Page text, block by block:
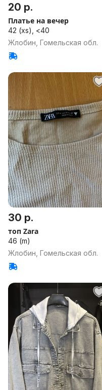
20 р.
Платье на вечер
42 (xs), <40
Жлобин, Гомельская обл.
30 р.
топ Zara
46 (m)
Жлобин, Гомельская обл.